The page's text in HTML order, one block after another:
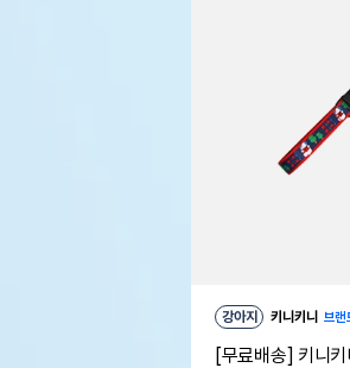
강아지 키니키니 브랜
[무료배송] 키니키